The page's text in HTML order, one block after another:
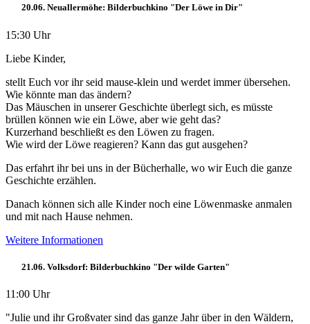
20.06. Neuallermöhe: Bilderbuchkino "Der Löwe in Dir"
15:30 Uhr
Liebe Kinder,
stellt Euch vor ihr seid mause-klein und werdet immer übersehen.
Wie könnte man das ändern?
Das Mäuschen in unserer Geschichte überlegt sich, es müsste
brüllen können wie ein Löwe, aber wie geht das?
Kurzerhand beschließt es den Löwen zu fragen.
Wie wird der Löwe reagieren? Kann das gut ausgehen?
Das erfahrt ihr bei uns in der Bücherhalle, wo wir Euch die ganze
Geschichte erzählen.
Danach können sich alle Kinder noch eine Löwenmaske anmalen
und mit nach Hause nehmen.
Weitere Informationen
21.06. Volksdorf: Bilderbuchkino "Der wilde Garten"
11:00 Uhr
"Julie und ihr Großvater sind das ganze Jahr über in den Wäldern,